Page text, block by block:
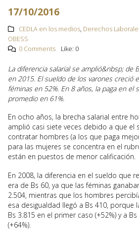
17/10/2016
CEDLA en los medios, Derechos
OBESS
0 Comments
Like: 0
La diferencia salarial se amplió&nbsp; de
en 2015. El sueldo de los varones creció
féminas en 52%. En 8 años, la paga en el
promedio en 61%.
En ocho años, la brecha salarial entre
amplió casi siete veces debido a que el
contratar hombres (a los que paga
para las mujeres se concentra en el
están en puestos de menor calificación.
En 2008, la diferencia en el sueldo que
era de Bs 60, ya que las féminas
2.504, mientras que los hombres
esa desigualdad llegó a Bs 410, porque
Bs 3.815 en el primer caso (+52%) y a
(+64%).